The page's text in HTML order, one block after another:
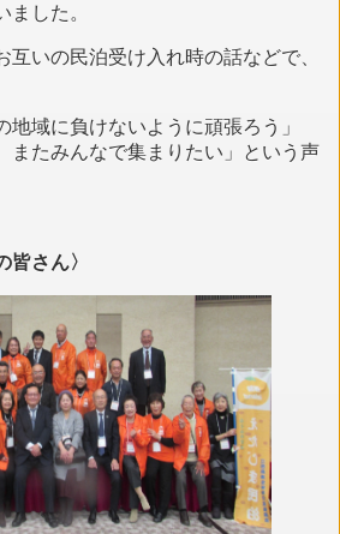
ました。
いの民泊受け入れ時の話などで、
域に負けないように頑張ろう」
またみんなで集まりたい」という声
皆さん〉